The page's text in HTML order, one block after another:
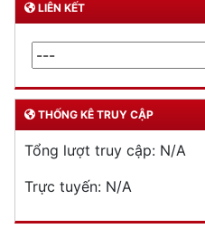
LIÊN KẾT
THỐNG KÊ TRUY CẬP
Tổng lượt truy cập: N/A
Trực tuyến: N/A